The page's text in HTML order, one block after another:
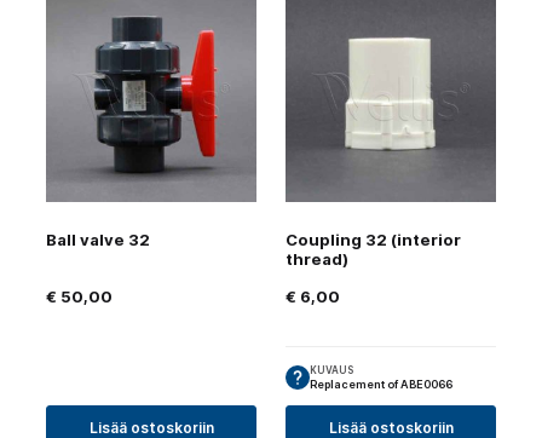
Ball valve 32
€ 50,00
Lisää ostoskoriin
Coupling 32 (interior
thread)
€ 6,00
KUVAUS
Replacement of ABE0066
Lisää ostoskoriin